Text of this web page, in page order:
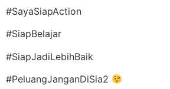
#SayaSiapAction
#SiapBelajar
#SiapJadiLebihBaik
#PeluangJanganDiSia2